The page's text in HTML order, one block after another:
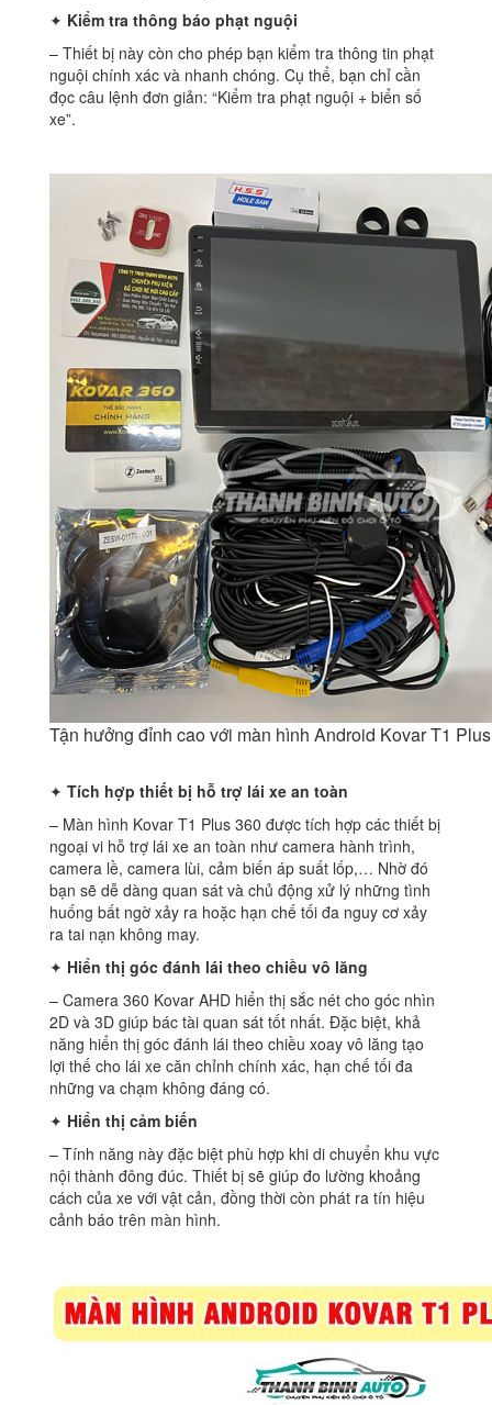
✦ Kiểm tra thông báo phạt nguội
– Thiết bị này còn cho phép bạn kiểm tra thông tin phạt
nguội chính xác và nhanh chóng. Cụ thể, bạn chỉ cần
đọc câu lệnh đơn giản: “Kiểm tra phạt nguội + biển số
xe”.
Tận hưởng đỉnh cao với màn hình Android Kovar T1
✦ Tích hợp thiết bị hỗ trợ lái xe an toàn
– Màn hình Kovar T1 Plus 360 được tích hợp các thiết bị
ngoại vi hỗ trợ lái xe an toàn như camera hành trình,
camera lề, camera lùi, cảm biến áp suất lốp,… Nhờ đó
bạn sẽ dễ dàng quan sát và chủ động xử lý những tình
huống bất ngờ xảy ra hoặc hạn chế tối đa nguy cơ xảy
ra tai nạn không may.
✦ Hiển thị góc đánh lái theo chiều vô lăng
– Camera 360 Kovar AHD hiển thị sắc nét cho góc nhìn
2D và 3D giúp bác tài quan sát tốt nhất. Đặc biệt, khả
năng hiển thị góc đánh lái theo chiều xoay vô lăng tạo
lợi thế cho lái xe căn chỉnh chính xác, hạn chế tối đa
những va chạm không đáng có.
✦ Hiển thị cảm biến
– Tính năng này đặc biệt phù hợp khi di chuyển khu vực
nội thành đông đúc. Thiết bị sẽ giúp đo lường khoảng
cách của xe với vật cản, đồng thời còn phát ra tín hiệu
cảnh báo trên màn hình.